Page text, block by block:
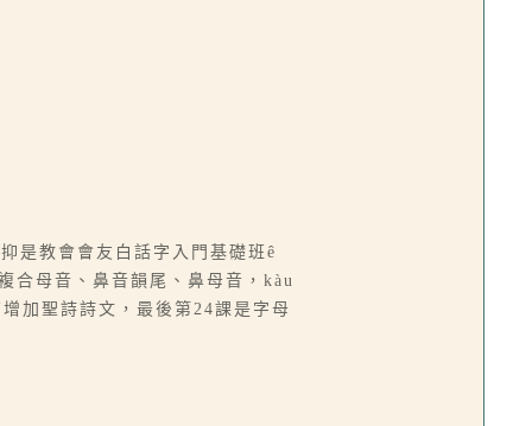
是教會會友白話字入門基礎班ê
合母音、鼻音韻尾、鼻母音，kàu
加聖詩詩文，最後第24課是字母